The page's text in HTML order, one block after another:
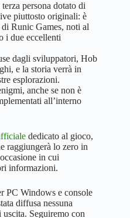
persona dotato di
piuttosto originali: è
Runic Games, noti al
i due eccellenti
dagli sviluppatori, Hob
e la storia verrà in
esplorazioni.
anche se non è
all’interno
dedicato al gioco,
raggiungerà lo zero in
in cui
informazioni.
PC Windows e console
diffusa nessuna
Seguiremo con